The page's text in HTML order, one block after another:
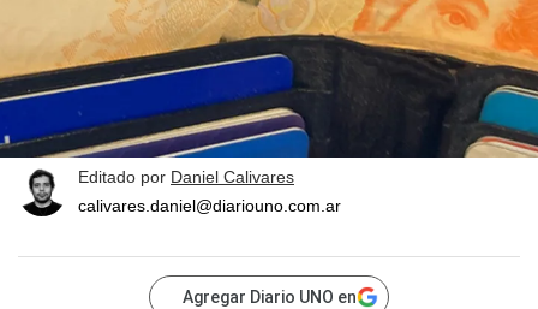
Editado por Daniel Calivares
calivares.daniel@diariouno.com.ar
Agregar Diario UNO en